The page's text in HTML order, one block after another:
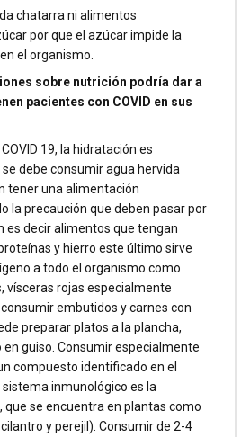
chatarra ni alimentos
por que el azúcar impide la
el organismo.
sobre nutrición podría dar a
pacientes con COVID en sus
19, la hidratación es
debe consumir agua hervida
tener una alimentación
la precaución que deben pasar por
es decir alimentos que tengan
y hierro este último sirve
a todo el organismo como
vísceras rojas especialmente
embutidos y carnes con
preparar platos a la plancha,
en guiso. Consumir especialmente
compuesto identificado en el
inmunológico es la
se encuentra en plantas como
y perejil). Consumir de 2-4